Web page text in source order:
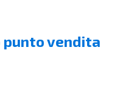
punto vendita